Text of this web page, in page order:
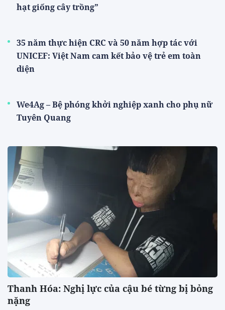
hạt giống cây trồng”
35 năm thực hiện CRC và 50 năm hợp tác với
UNICEF: Việt Nam cam kết bảo vệ trẻ em toàn
diện
We4Ag – Bệ phóng khởi nghiệp xanh cho phụ nữ
Tuyên Quang
Thanh Hóa: Nghị lực của cậu bé từng bị bỏng
nặng